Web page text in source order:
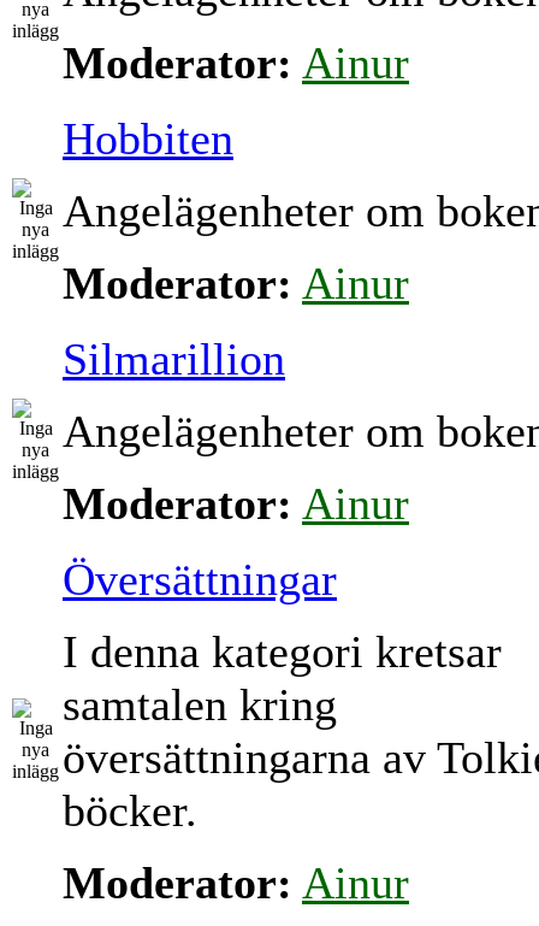
Moderator: Ainur
Hobbiten
Angelägenheter om
Moderator: Ainur
Silmarillion
Angelägenheter om
Moderator: Ainur
Översättningar
I denna kategori kretsar
samtalen kring
översättningarna av
böcker.
Moderator: Ainur